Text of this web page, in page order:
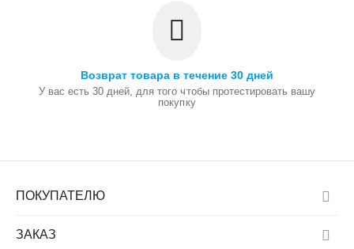
Возврат товара в течение 30 дней
У вас есть 30 дней, для того чтобы протестировать вашу
покупку
ПОКУПАТЕЛЮ
ЗАКАЗ